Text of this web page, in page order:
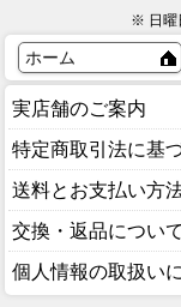
※ 日曜
ホーム
実店舗のご案内
特定商取引法に基
送料とお支払い方
交換・返品について
個人情報の取扱い